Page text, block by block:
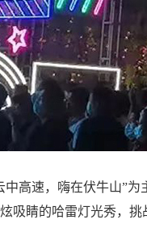
中高速，嗨在伏牛山”
吸睛的哈雷灯光秀，